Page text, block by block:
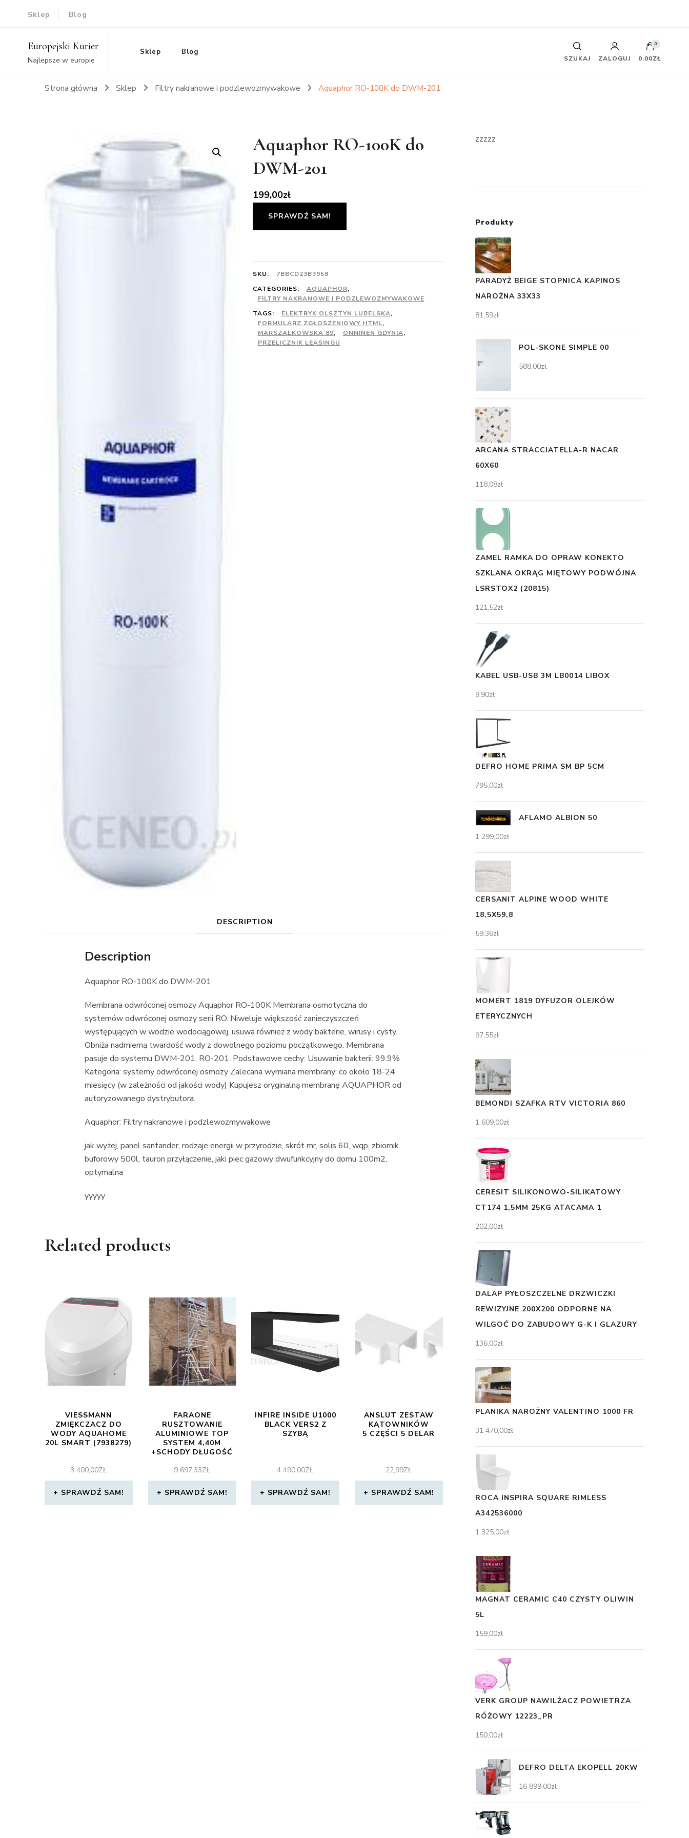
Sklep Blog
Europejski Kurier
Najlepsze w europie
Sklep Blog
SZUKAJ ZALOGUJ
0
0,00ZŁ
Strona główna Sklep Filtry nakranowe i podzlewozmywakowe Aquaphor RO-100K do DWM-201
Aquaphor RO-100K do
DWM-201
199,00zł
SPRAWDŹ SAM!
SKU:
7BBCD23B3958
CATEGORIES:
AQUAPHOR,
FILTRY NAKRANOWE I PODZLEWOZMYWAKOWE
TAGS:
ELEKTRYK OLSZTYN LUBELSKA,
FORMULARZ ZGŁOSZENIOWY HTML,
MARSZAŁKOWSKA 89, ONNINEN GDYNIA,
PRZELICZNIK LEASINGU
DESCRIPTION
Description
Aquaphor RO-100K do DWM-201
Membrana odwróconej osmozy Aquaphor RO-100K Membrana osmotyczna do
systemów odwróconej osmozy serii RO. Niweluje większość zanieczyszczeń
występujących w wodzie wodociągowej, usuwa również z wody bakterie, wirusy i cysty.
Obniża nadmierną twardość wody z dowolnego poziomu początkowego. Membrana
pasuje do systemu DWM-201, RO-201. Podstawowe cechy: Usuwanie bakterii: 99.9%
Kategoria: systemy odwróconej osmozy Zalecana wymiana membrany: co około 18-24
miesięcy (w zależności od jakości wody) Kupujesz oryginalną membranę AQUAPHOR od
autoryzowanego dystrybutora.
Aquaphor: Filtry nakranowe i podzlewozmywakowe
jak wyżej, panel santander, rodzaje energii w przyrodzie, skrót mr, solis 60, wqp, zbiornik
buforowy 500l, tauron przyłączenie, jaki piec gazowy dwufunkcyjny do domu 100m2,
optymalna
yyyyy
Related products
VIESSMANN
ZMIĘKCZACZ DO
WODY AQUAHOME
20L SMART (7938279)
3 400,00ZŁ
SPRAWDŹ SAM!
FARAONE
RUSZTOWANIE
ALUMINIOWE TOP
SYSTEM 4,40M
+SCHODY DŁUGOŚĆ
(FARAONEG134)
9 697,33ZŁ
SPRAWDŹ SAM!
INFIRE INSIDE U1000
BLACK VERS2 Z
SZYBĄ
4 490,00ZŁ
SPRAWDŹ SAM!
ANSLUT ZESTAW
KĄTOWNIKÓW
5 CZĘŚCI 5 DELAR
22,99ZŁ
SPRAWDŹ SAM!
zzzzz
Produkty
PARADYŻ BEIGE STOPNICA KAPINOS
NAROŻNA 33X33
81,59zł
POL-SKONE SIMPLE 00
588,00zł
ARCANA STRACCIATELLA-R NACAR
60X60
118,08zł
ZAMEL RAMKA DO OPRAW KONEKTO
SZKLANA OKRĄG MIĘTOWY PODWÓJNA
LSRSTOX2 (20815)
121,52zł
KABEL USB-USB 3M LB0014 LIBOX
9,90zł
DEFRO HOME PRIMA SM BP 5CM
795,00zł
AFLAMO ALBION 50
1 299,00zł
CERSANIT ALPINE WOOD WHITE
18,5X59,8
59,36zł
MOMERT 1819 DYFUZOR OLEJKÓW
ETERYCZNYCH
97,55zł
BEMONDI SZAFKA RTV VICTORIA 860
1 609,00zł
CERESIT SILIKONOWO-SILIKATOWY
CT174 1,5MM 25KG ATACAMA 1
202,00zł
DALAP PYŁOSZCZELNE DRZWICZKI
REWIZYJNE 200X200 ODPORNE NA
WILGOĆ DO ZABUDOWY G-K I GLAZURY
136,00zł
PLANIKA NAROŻNY VALENTINO 1000 FR
31 470,00zł
ROCA INSPIRA SQUARE RIMLESS
A342536000
1 325,00zł
MAGNAT CERAMIC C40 CZYSTY OLIWIN
5L
159,00zł
VERK GROUP NAWILŻACZ POWIETRZA
RÓŻOWY 12223_PR
150,00zł
DEFRO DELTA EKOPELL 20KW
16 899,00zł